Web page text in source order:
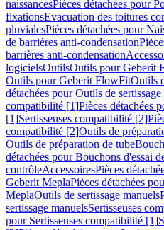
naissancesPièces détachées pour
fixationsEvacuation des toitures
pluvialesPièces détachées pour
de barrières anti-condensation
barrières anti-condensation
logicielsOutilsOutils pour Geberit
Outils pour Geberit FlowFitOutils
détachées pour Outils de
compatibilité [1]Pièces détachées
[1]Sertisseuses compatibilité [2]
compatibilité [2]Outils de
Outils de préparation de tube
détachées pour Bouchons d'essai
contrôleAccessoiresPièces
Geberit MeplaPièces détachées
MeplaOutils de sertissage manuels
sertissage manuelsSertisseuses
pour Sertisseuses compatibilité [1]